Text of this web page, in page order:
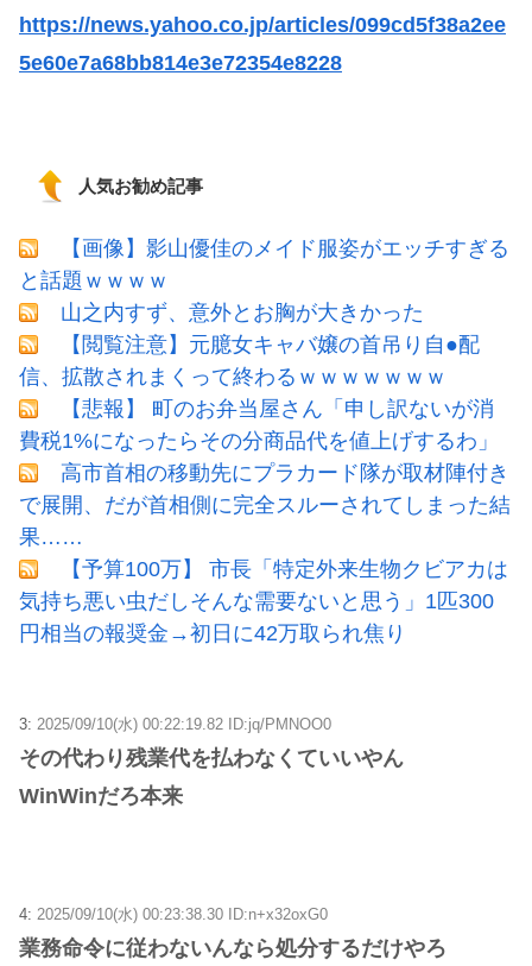
https://news.yahoo.co.jp/articles/099cd5f38a2ee
5e60e7a68bb814e3e72354e8228
人気お勧め記事
【画像】影山優佳のメイド服姿がエッチすぎる
と話題ｗｗｗｗ
山之内すず、意外とお胸が大きかった
【閲覧注意】元臆女キャバ嬢の首吊り自●配
信、拡散されまくって終わるｗｗｗｗｗｗｗ
【悲報】 町のお弁当屋さん「申し訳ないが消
費税1%になったらその分商品代を値上げするわ」
高市首相の移動先にプラカード隊が取材陣付き
で展開、だが首相側に完全スルーされてしまった結
果……
【予算100万】 市長「特定外来生物クビアカは
気持ち悪い虫だしそんな需要ないと思う」1匹300
円相当の報奨金→初日に42万取られ焦り
3: 2025/09/10(水) 00:22:19.82 ID:jq/PMNOO0
その代わり残業代を払わなくていいやん
WinWinだろ本来
4: 2025/09/10(水) 00:23:38.30 ID:n+x32oxG0
業務命令に従わないんなら処分するだけやろ